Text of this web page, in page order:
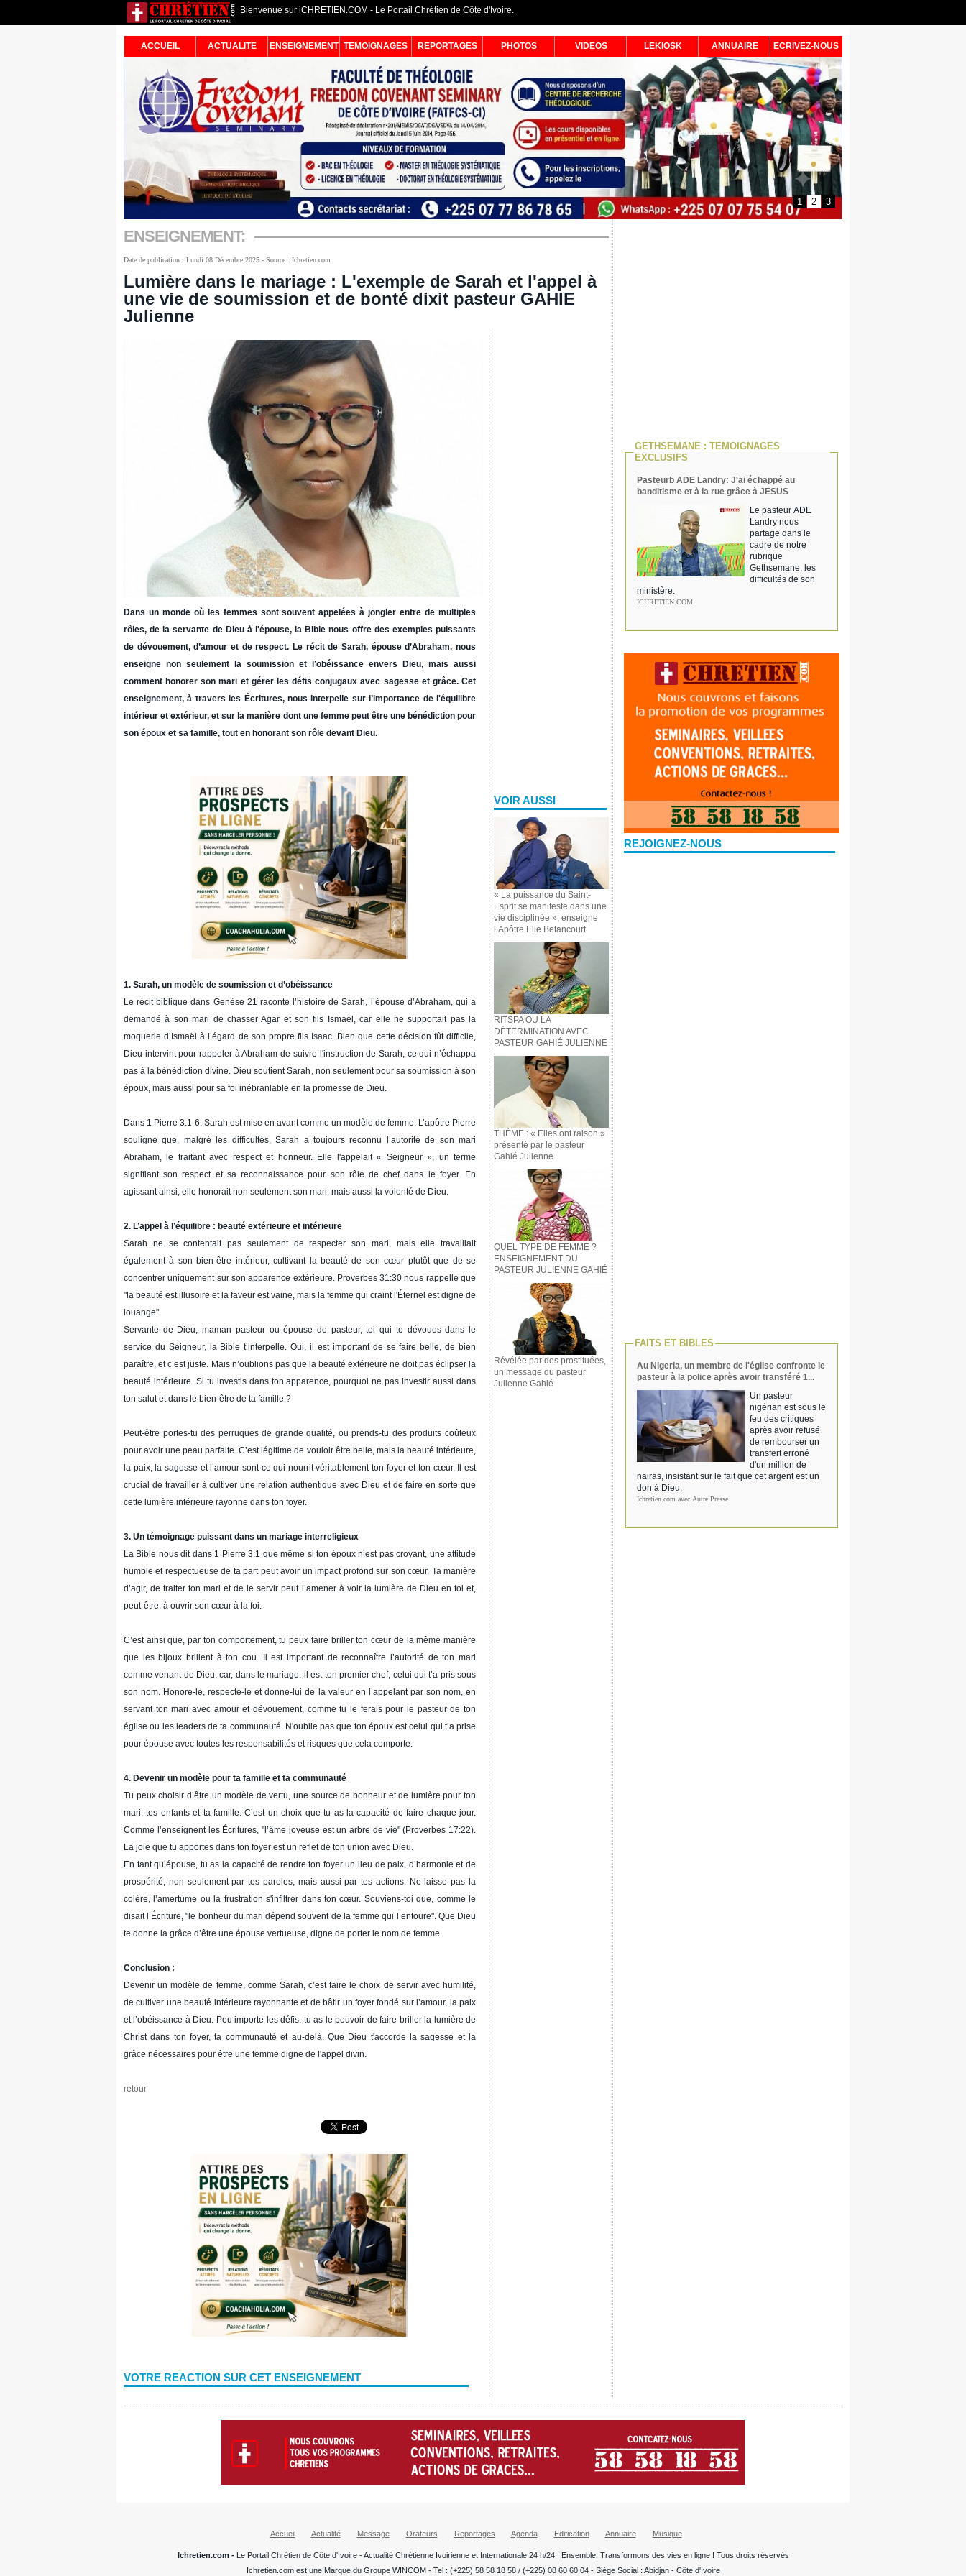
Bienvenue sur iCHRETIEN.COM - Le Portail Chrétien de Côte d'Ivoire.
ACCUEIL ACTUALITE ENSEIGNEMENT TEMOIGNAGES REPORTAGES PHOTOS VIDEOS LEKIOSK ANNUAIRE ECRIVEZ-NOUS
ENSEIGNEMENT:
Date de publication : Lundi 08 Décembre 2025 - Source : Ichretien.com
Lumière dans le mariage : L'exemple de Sarah et l'appel à
une vie de soumission et de bonté dixit pasteur GAHIE
Julienne
Dans un monde où les femmes sont souvent appelées à jongler entre de multiples
rôles, de la servante de Dieu à l'épouse, la Bible nous offre des exemples puissants
de dévouement, d’amour et de respect. Le récit de Sarah, épouse d’Abraham, nous
enseigne non seulement la soumission et l’obéissance envers Dieu, mais aussi
comment honorer son mari et gérer les défis conjugaux avec sagesse et grâce. Cet
enseignement, à travers les Écritures, nous interpelle sur l’importance de l'équilibre
intérieur et extérieur, et sur la manière dont une femme peut être une bénédiction pour
son époux et sa famille, tout en honorant son rôle devant Dieu.
1. Sarah, un modèle de soumission et d’obéissance
Le récit biblique dans Genèse 21 raconte l’histoire de Sarah, l’épouse d’Abraham, qui a
demandé à son mari de chasser Agar et son fils Ismaël, car elle ne supportait pas la
moquerie d’Ismaël à l’égard de son propre fils Isaac. Bien que cette décision fût difficile,
Dieu intervint pour rappeler à Abraham de suivre l'instruction de Sarah, ce qui n’échappa
pas à la bénédiction divine. Dieu soutient Sarah, non seulement pour sa soumission à son
époux, mais aussi pour sa foi inébranlable en la promesse de Dieu.
Dans 1 Pierre 3:1-6, Sarah est mise en avant comme un modèle de femme. L’apôtre Pierre
souligne que, malgré les difficultés, Sarah a toujours reconnu l’autorité de son mari
Abraham, le traitant avec respect et honneur. Elle l'appelait « Seigneur », un terme
signifiant son respect et sa reconnaissance pour son rôle de chef dans le foyer. En
agissant ainsi, elle honorait non seulement son mari, mais aussi la volonté de Dieu.
2. L’appel à l’équilibre : beauté extérieure et intérieure
Sarah ne se contentait pas seulement de respecter son mari, mais elle travaillait
également à son bien-être intérieur, cultivant la beauté de son cœur plutôt que de se
concentrer uniquement sur son apparence extérieure. Proverbes 31:30 nous rappelle que
"la beauté est illusoire et la faveur est vaine, mais la femme qui craint l'Éternel est digne de
louange".
Servante de Dieu, maman pasteur ou épouse de pasteur, toi qui te dévoues dans le
service du Seigneur, la Bible t’interpelle. Oui, il est important de se faire belle, de bien
paraître, et c’est juste. Mais n’oublions pas que la beauté extérieure ne doit pas éclipser la
beauté intérieure. Si tu investis dans ton apparence, pourquoi ne pas investir aussi dans
ton salut et dans le bien-être de ta famille ?
Peut-être portes-tu des perruques de grande qualité, ou prends-tu des produits coûteux
pour avoir une peau parfaite. C’est légitime de vouloir être belle, mais la beauté intérieure,
la paix, la sagesse et l’amour sont ce qui nourrit véritablement ton foyer et ton cœur. Il est
crucial de travailler à cultiver une relation authentique avec Dieu et de faire en sorte que
cette lumière intérieure rayonne dans ton foyer.
3. Un témoignage puissant dans un mariage interreligieux
La Bible nous dit dans 1 Pierre 3:1 que même si ton époux n’est pas croyant, une attitude
humble et respectueuse de ta part peut avoir un impact profond sur son cœur. Ta manière
d’agir, de traiter ton mari et de le servir peut l’amener à voir la lumière de Dieu en toi et,
peut-être, à ouvrir son cœur à la foi.
C’est ainsi que, par ton comportement, tu peux faire briller ton cœur de la même manière
que les bijoux brillent à ton cou. Il est important de reconnaître l’autorité de ton mari
comme venant de Dieu, car, dans le mariage, il est ton premier chef, celui qui t’a pris sous
son nom. Honore-le, respecte-le et donne-lui de la valeur en l’appelant par son nom, en
servant ton mari avec amour et dévouement, comme tu le ferais pour le pasteur de ton
église ou les leaders de ta communauté. N'oublie pas que ton époux est celui qui t’a prise
pour épouse avec toutes les responsabilités et risques que cela comporte.
4. Devenir un modèle pour ta famille et ta communauté
Tu peux choisir d’être un modèle de vertu, une source de bonheur et de lumière pour ton
mari, tes enfants et ta famille. C’est un choix que tu as la capacité de faire chaque jour.
Comme l’enseignent les Écritures, "l’âme joyeuse est un arbre de vie" (Proverbes 17:22).
La joie que tu apportes dans ton foyer est un reflet de ton union avec Dieu.
En tant qu’épouse, tu as la capacité de rendre ton foyer un lieu de paix, d’harmonie et de
prospérité, non seulement par tes paroles, mais aussi par tes actions. Ne laisse pas la
colère, l’amertume ou la frustration s'infiltrer dans ton cœur. Souviens-toi que, comme le
disait l’Écriture, "le bonheur du mari dépend souvent de la femme qui l’entoure". Que Dieu
te donne la grâce d’être une épouse vertueuse, digne de porter le nom de femme.
Conclusion :
Devenir un modèle de femme, comme Sarah, c’est faire le choix de servir avec humilité,
de cultiver une beauté intérieure rayonnante et de bâtir un foyer fondé sur l’amour, la paix
et l’obéissance à Dieu. Peu importe les défis, tu as le pouvoir de faire briller la lumière de
Christ dans ton foyer, ta communauté et au-delà. Que Dieu t'accorde la sagesse et la
grâce nécessaires pour être une femme digne de l'appel divin.
retour
VOTRE REACTION SUR CET ENSEIGNEMENT
VOIR AUSSI
« La puissance du Saint-
Esprit se manifeste dans une
vie disciplinée », enseigne
l’Apôtre Elie Betancourt
RITSPA OU LA
DÉTERMINATION AVEC
PASTEUR GAHIÉ JULIENNE
THÈME : « Elles ont raison »
présenté par le pasteur
Gahié Julienne
QUEL TYPE DE FEMME ?
ENSEIGNEMENT DU
PASTEUR JULIENNE GAHIÉ
Révélée par des prostituées,
un message du pasteur
Julienne Gahié
GETHSEMANE : TEMOIGNAGES
EXCLUSIFS
Pasteurb ADE Landry: J'ai échappé au
banditisme et à la rue grâce à JESUS
Le pasteur ADE
Landry nous
partage dans le
cadre de notre
rubrique
Gethsemane, les
difficultés de son
ministère.
ICHRETIEN.COM
REJOIGNEZ-NOUS
FAITS ET BIBLES
Au Nigeria, un membre de l'église confronte le
pasteur à la police après avoir transféré 1...
Un pasteur
nigérian est sous le
feu des critiques
après avoir refusé
de rembourser un
transfert erroné
d'un million de
nairas, insistant sur le fait que cet argent est un
don à Dieu.
Ichretien.com avec Autre Presse
Accueil Actualité Message Orateurs Reportages Agenda Edification Annuaire Musique
Ichretien.com - Le Portail Chrétien de Côte d'Ivoire - Actualité Chrétienne Ivoirienne et Internationale 24 h/24 | Ensemble, Transformons des vies en ligne ! Tous droits réservés
Ichretien.com est une Marque du Groupe WINCOM - Tel : (+225) 58 58 18 58 / (+225) 08 60 60 04 - Siège Social : Abidjan - Côte d'Ivoire